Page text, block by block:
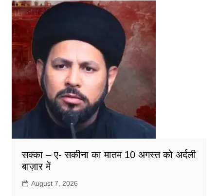
सक्का – ए- सकीना का मातम 10 अगस्त को अर्दली
बाज़ार में
August 7, 2026